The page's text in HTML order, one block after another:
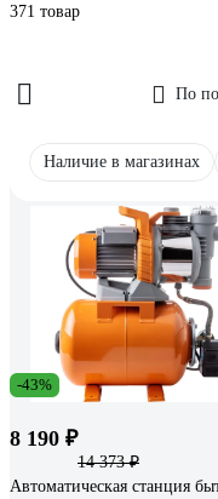
371 товар
По
Наличие в магазинах
-43%
8 190 ₽
14 373 ₽
Автоматическая станция